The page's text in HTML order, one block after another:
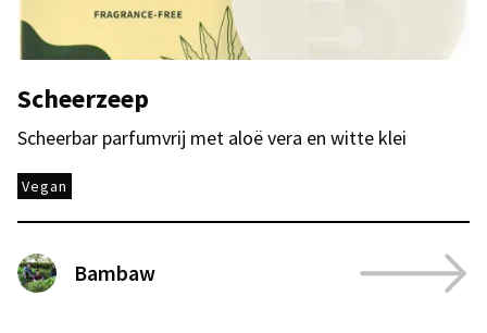
Scheerzeep
Scheerbar parfumvrij met aloë vera en witte klei
Vegan
Bambaw